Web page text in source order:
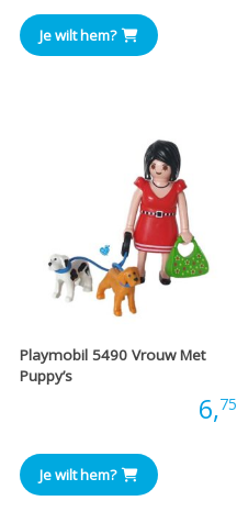
Je wilt hem?
Playmobil 5490 Vrouw Met
Puppy’s
6,75
Je wilt hem?